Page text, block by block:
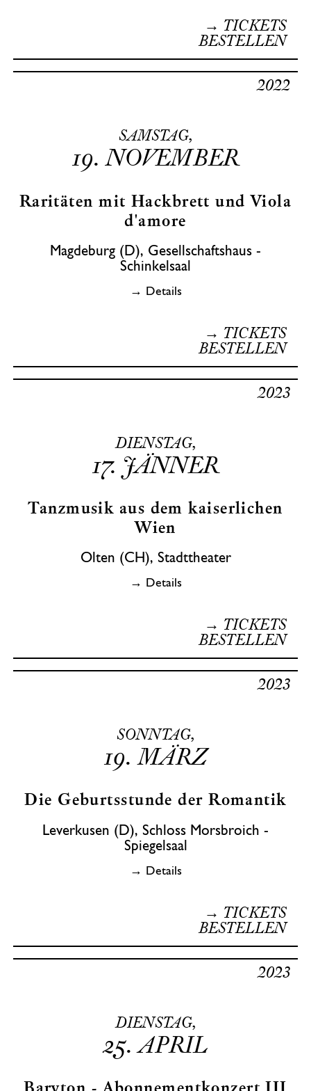
→ TICKETS
BESTELLEN
SAMSTAG,
19. NOVEMBER
2022
Raritäten mit Hackbrett und Viola
d'amore
Magdeburg (D), Gesellschaftshaus -
Schinkelsaal
→ Details
→ TICKETS
BESTELLEN
DIENSTAG,
17. JÄNNER
2023
Tanzmusik aus dem kaiserlichen
Wien
Olten (CH), Stadttheater
→ Details
→ TICKETS
BESTELLEN
SONNTAG,
19. MÄRZ
2023
Die Geburtsstunde der Romantik
Leverkusen (D), Schloss Morsbroich -
Spiegelsaal
→ Details
→ TICKETS
BESTELLEN
DIENSTAG,
25. APRIL
2023